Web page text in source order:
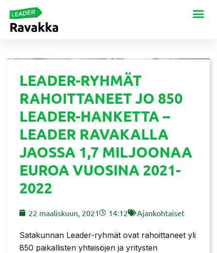
LEADER-RYHMÄT
RAHOITTANEET JO 850
LEADER-HANKETTA –
LEADER RAVAKALLA
JAOSSA 1,7 MILJOONAA
EUROA VUOSINA 2021-
2022
22 maaliskuun, 2021 14:12 Ajankohtaiset
Satakunnan Leader-ryhmät ovat rahoittaneet yli
850 paikallisten yhteisöjen ja yritysten